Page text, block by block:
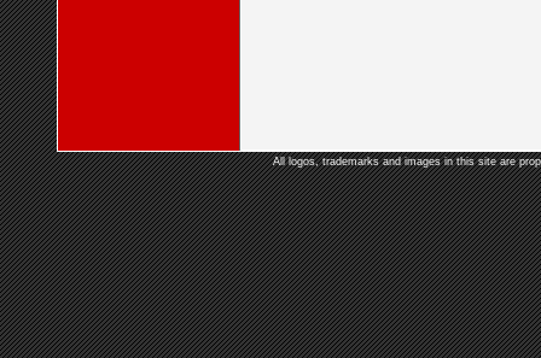
All logos, trademarks and images in this site are